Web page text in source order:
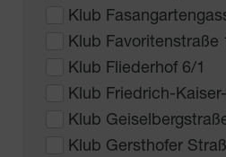
Klub
Klub Favoritenstraße
Klub Fliederhof 6/1
Klub Friedrich-
Klub
Klub Gersthofer